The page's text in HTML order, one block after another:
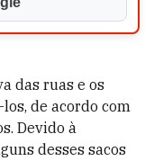
das ruas e os
de acordo com
Devido à
desses sacos